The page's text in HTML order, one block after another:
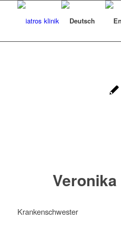
Krankenschwester